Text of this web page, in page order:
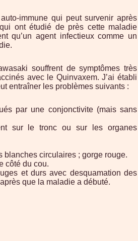
immune qui peut survenir après
ont étudié de près cette maladie
qu’un agent infectieux comme un
souffrent de symptômes très
avec le Quinvaxem. J’ai établi
entraîner les problèmes suivants :
par une conjonctivite (mais sans
sur le tronc ou sur les organes
blanches circulaires ; gorge rouge.
côté du cou.
et durs avec desquamation des
que la maladie a débuté.